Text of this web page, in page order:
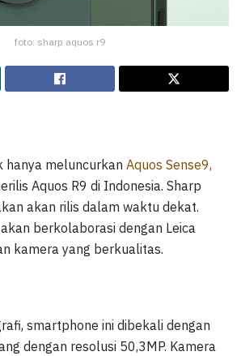
foto: sharp aquos r9
hanya meluncurkan Aquos Sense9,
Aquos R9 di Indonesia. Sharp
akan rilis dalam waktu dekat.
berkolaborasi dengan Leica
kamera yang berkualitas.
smartphone ini dibekali dengan
dengan resolusi 50,3MP. Kamera